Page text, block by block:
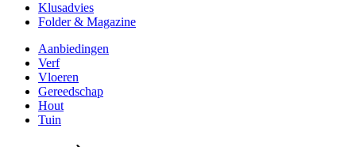
Klusadvies
Folder & Magazine
Aanbiedingen
Verf
Vloeren
Gereedschap
Hout
Tuin